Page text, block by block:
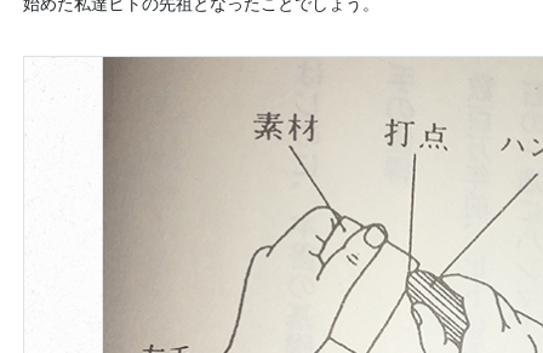
始めた私達ヒトの先祖となったことでしょう。